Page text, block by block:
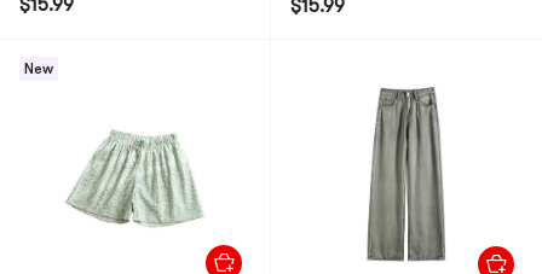
$15.99 $15.99
New